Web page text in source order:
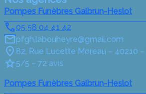
Pompes Funèbres Galbrun-Heslot
05 58 04 41 42
pfgh.labouheyre@gmail.com
82, Rue Lucette Moreau – 40210
5/5 – 72 avis
Pompes Funèbres Galbrun-Heslot